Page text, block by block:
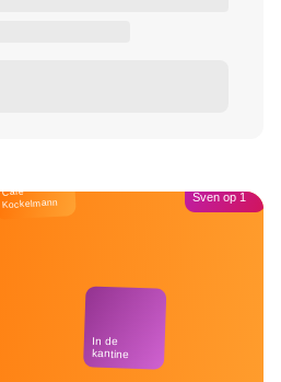
Café
Kockelmann
In de
kantine
Sven op 1